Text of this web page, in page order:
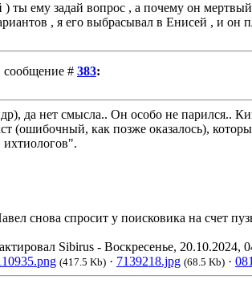
ты ему задай вопрос , а почему он
, я его выбрасывал в Енисей , и он
сообщение # 383:
да нет смысла.. Он особо не парился..
(ошибочный, как позже оказалось),
ихтиологов".
снова спросит у поисковика на счет
Sibirus - Воскресенье, 20.10.2024,
(417.5 Kb) · 7139218.jpg (68.5 Kb) ·